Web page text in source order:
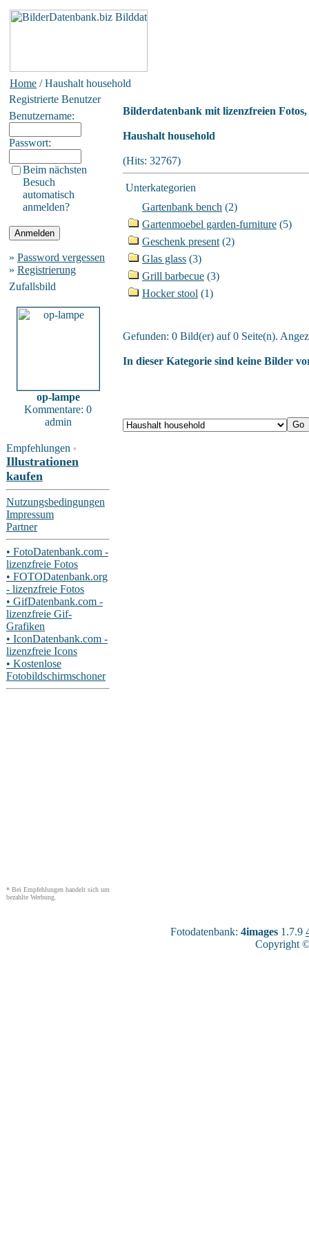
Home / Haushalt household
Registrierte Benutzer
Benutzername:
Passwort:
Beim nächsten
Besuch
automatisch
anmelden?
» Password vergessen
» Registrierung
Zufallsbild
op-lampe
Kommentare: 0
admin
Empfehlungen *
Illustrationen
kaufen
Nutzungsbedingungen
Impressum
Partner
• FotoDatenbank.com -
lizenzfreie Fotos
• FOTODatenbank.org
- lizenzfreie Fotos
• GifDatenbank.com -
lizenzfreie Gif-
Grafiken
• IconDatenbank.com -
lizenzfreie Icons
• Kostenlose
Fotobildschirmschoner
* Bei Empfehlungen handelt sich um
bezahlte Werbung.
Bilderdatenbank mit lizenzfreien
Haushalt household
(Hits: 32767)
Unterkategorien
Gartenbank bench (2)
Gartenmoebel garden-furniture (5)
Geschenk present (2)
Glas glass (3)
Grill barbecue (3)
Hocker stool (1)
Gefunden: 0 Bild(er) auf 0 Seite(n).
In dieser Kategorie sind keine Bilder
Fotodatenbank: 4images 1.7.9
Copyright